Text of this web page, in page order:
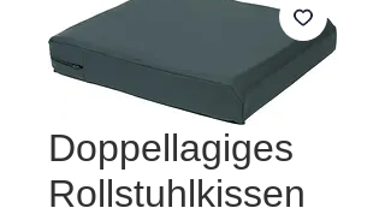
Doppellagiges
Rollstuhlkissen